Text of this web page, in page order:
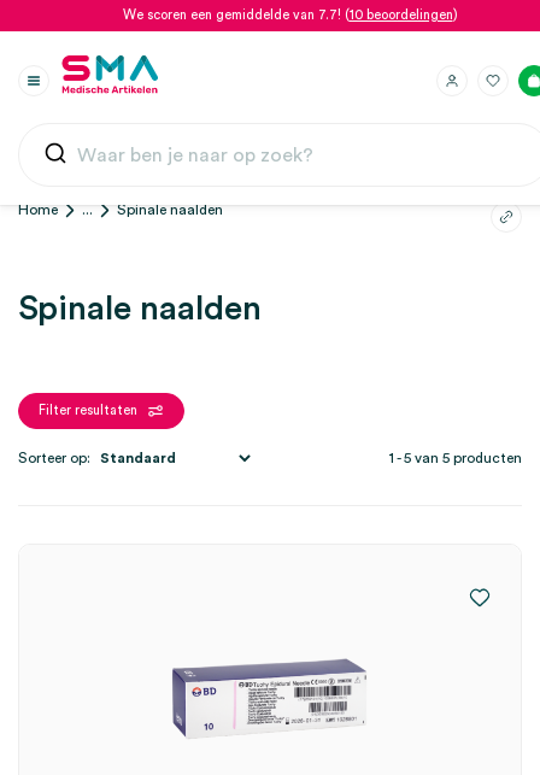
We scoren een gemiddelde van 7.7! (10 beoordelingen)
Home ... Spinale naalden
Spinale naalden
Filter resultaten
1 - 5 van 5 producten
Sorteer op: